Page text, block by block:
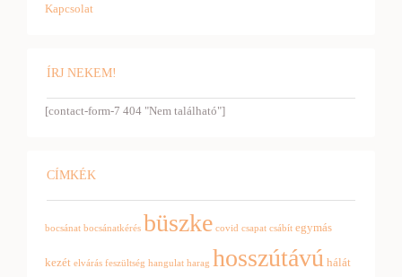
Kapcsolat
ÍRJ NEKEM!
[contact-form-7 404 "Nem található"]
CÍMKÉK
bocsánat bocsánatkérés büszke covid csapat csábít egymás
kezét elvárás feszültség hangulat harag hosszútávú hálát